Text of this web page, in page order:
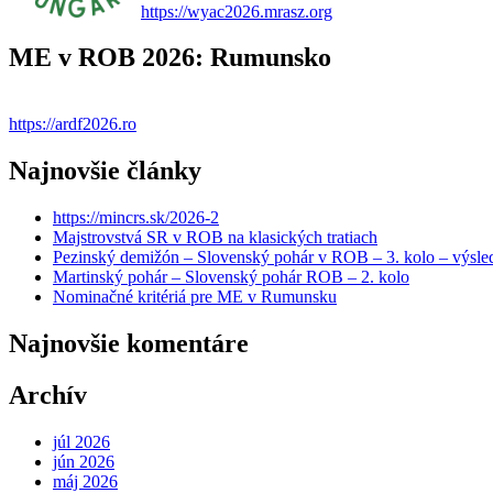
https://wyac2026.mrasz.org
ME v ROB 2026: Rumunsko
https://ardf2026.ro
Najnovšie články
https://mincrs.sk/2026-2
Majstrovstvá SR v ROB na klasických tratiach
Pezinský demižón – Slovenský pohár v ROB – 3. kolo –
Martinský pohár – Slovenský pohár ROB – 2. kolo
Nominačné kritériá pre ME v Rumunsku
Najnovšie komentáre
Archív
júl 2026
jún 2026
máj 2026